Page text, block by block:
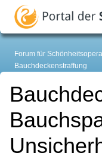
Forum für
Bauchdeckenstraffung